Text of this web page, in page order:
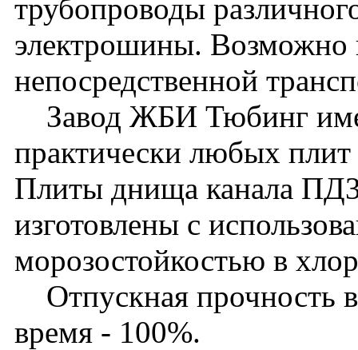
трубопроводы
электрошины. Возможно
непосредственной
Завод ЖБИ Тюбинг
практически любых плит
Плиты днища канала
изготовлены с
морозостойкостью в
Отпускная прочность
время - 100%.